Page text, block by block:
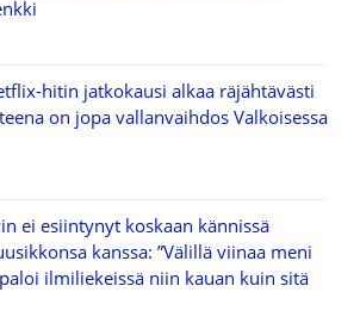
hitin jatkokausi alkaa räjähtävästi
on jopa vallanvaihdos Valkoisessa
ei esiintynyt koskaan kännissä
kanssa: ”Välillä viinaa meni
ilmiliekeissä niin kauan kuin sitä